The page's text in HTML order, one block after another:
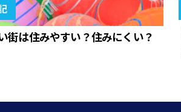
街は住みやすい？住みにくい？